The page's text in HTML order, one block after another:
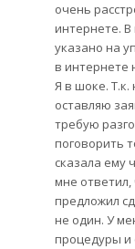
очень
интернете. В
указано на
в интернете
Я в шоке. Т.к.
оставляю
требую
поговорить
сказала ему
мне ответил,
предложил
не один. У
процедуры и